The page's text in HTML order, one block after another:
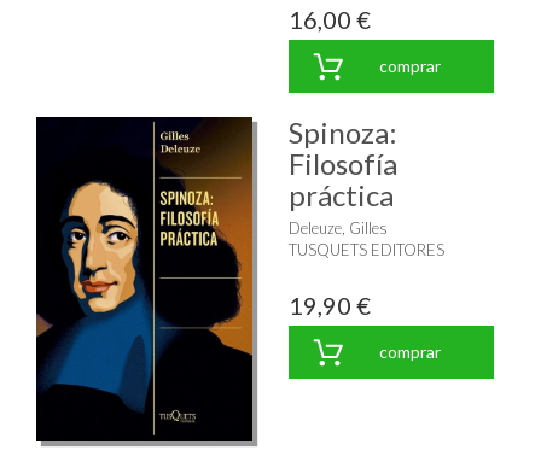
16,00 €
comprar
Spinoza:
Filosofía
práctica
Deleuze, Gilles
TUSQUETS EDITORES
19,90 €
comprar